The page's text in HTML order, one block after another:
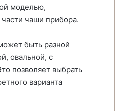
моделью,
чаши прибора.
быть разной
овальной, с
позволяет выбрать
варианта